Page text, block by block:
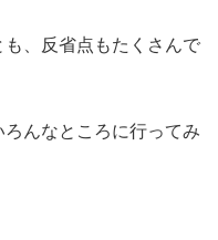
、反省点もたくさんで
んなところに行ってみ